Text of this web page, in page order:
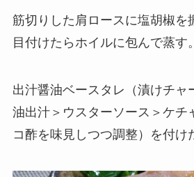
筋切りした肩ロースに塩胡椒を
目付けたらホイルに包んで蒸す。
出汁醤油ベースタレ（漬けチャ
油出汁＞ウスターソース＞ケチ
コ酢を味見しつつ調整）を付け